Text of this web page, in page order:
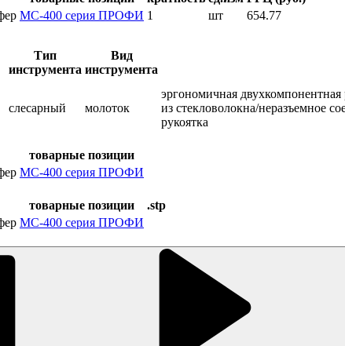
МС-400 серия ПРОФИ 1 шт
654.77
Тип
инструмента
Вид
инструмента
слесарный молоток
эргономичная двухкомпонентная
из стекловолокна/неразъемное
рукоятка
товарные позиции
МС-400 серия ПРОФИ
товарные позиции
.stp
МС-400 серия ПРОФИ